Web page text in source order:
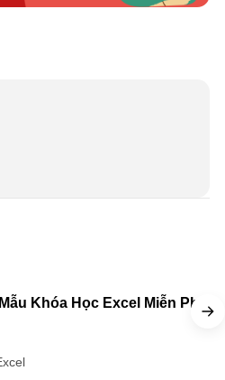
Khóa Học Excel Miễn Phí